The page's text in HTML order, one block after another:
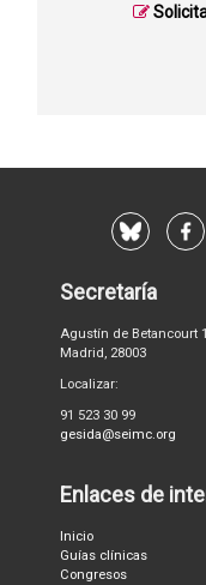
Secretaría
Agustín de Betancourt
Madrid, 28003
Localizar:
91 523 30 99
gesida@seimc.org
Enlaces de
Inicio
Guías clínicas
Congresos